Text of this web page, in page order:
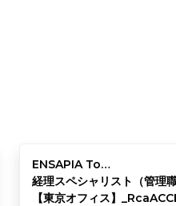
ENSAPIA To…
経理スペシャリスト（管理
【東京オフィス】